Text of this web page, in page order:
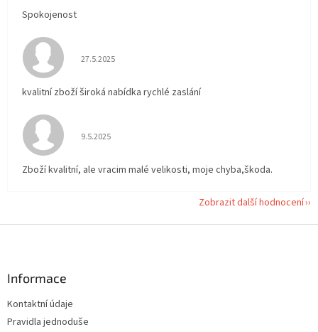
Spokojenost
Hodnocení obchodu je 5 z 5 hvězdiček.
27.5.2025
kvalitní zboží široká nabídka rychlé zaslání
Hodnocení obchodu je 5 z 5 hvězdiček.
9.5.2025
Zboží kvalitní, ale vracim malé velikosti, moje chyba,škoda.
Zobrazit další hodnocení
Informace
Kontaktní údaje
Pravidla jednoduše